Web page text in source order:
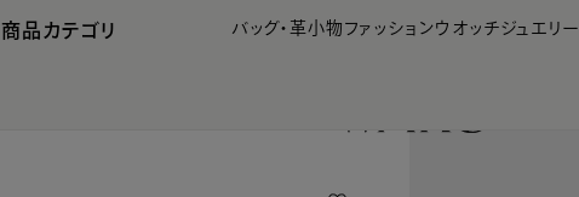
商品カテゴリ バッグ・革小物 ファッションウオッチジュエリー